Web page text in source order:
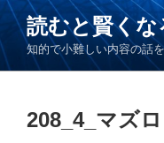
コ
テ
ン
読むと賢く
知的で小難しい内容の話
208_4_マズ